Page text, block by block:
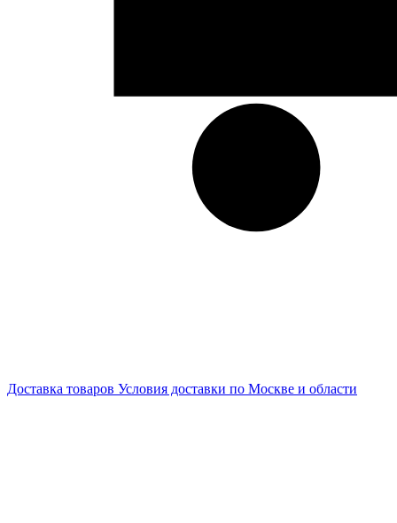
Доставка товаров Условия доставки по Москве и области